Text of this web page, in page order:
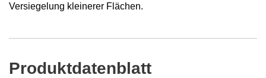
Versiegelung kleinerer Flächen.
Produktdatenblatt